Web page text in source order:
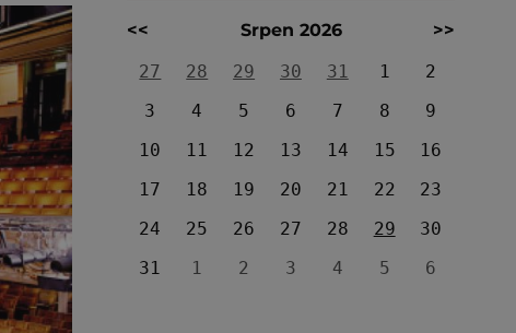
<< Srpen 2026
>>
27
28 29 30 31 1
2
3
4 5 6 7 8
9
10
11 12 13 14 15
16
17
18 19 20 21 22
23
24
25 26 27 28 29
30
31
1 2 3 4 5 6